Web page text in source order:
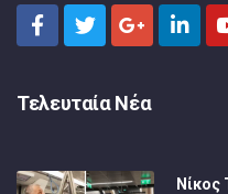
Τελευταία Νέα
Νίκος